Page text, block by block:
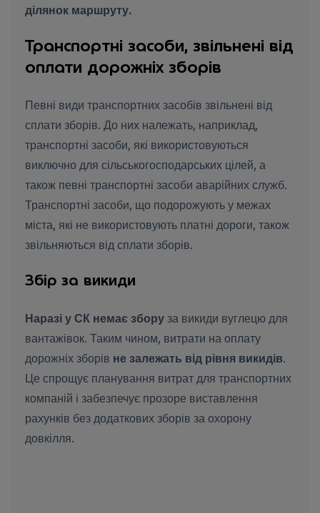
ділянок маршруту.
Транспортні засоби, звільнені від
оплати дорожніх зборів
Певні види транспортних засобів звільнені від
сплати зборів. До них належать, наприклад,
транспортні засоби, які використовуються
виключно для сільськогосподарських цілей, а
також певні транспортні засоби аварійних служб.
Транспортні засоби, що подорожують у межах
міста, які не використовують платні дороги, також
звільняються від сплати зборів.
Збір за викиди
Наразі у СК немає збору за викиди вуглецю для
вантажівок. Таким чином, витрати на оплату
дорожніх зборів не залежать від рівня викидів
Це спрощує планування витрат для транспортних
компаній і забезпечує прозоре виставлення
рахунків без додаткових зборів за охорону
довкілля.